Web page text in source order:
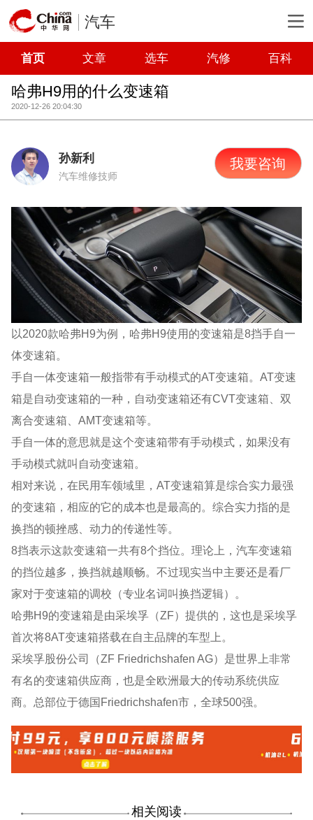
汽车
首页 文章 选车 汽修 百科
哈弗H9用的什么变速箱
2020-12-26 20:04:30
孙新利
汽车维修技师
我要咨询
以2020款哈弗H9为例，哈弗H9使用的变速箱是8挡手自一
体变速箱。
手自一体变速箱一般指带有手动模式的AT变速箱。AT变速
箱是自动变速箱的一种，自动变速箱还有CVT变速箱、双
离合变速箱、AMT变速箱等。
手自一体的意思就是这个变速箱带有手动模式，如果没有
手动模式就叫自动变速箱。
相对来说，在民用车领域里，AT变速箱算是综合实力最强
的变速箱，相应的它的成本也是最高的。综合实力指的是
换挡的顿挫感、动力的传递性等。
8挡表示这款变速箱一共有8个挡位。理论上，汽车变速箱
的挡位越多，换挡就越顺畅。不过现实当中主要还是看厂
家对于变速箱的调校（专业名词叫换挡逻辑）。
哈弗H9的变速箱是由采埃孚（ZF）提供的，这也是采埃孚
首次将8AT变速箱搭载在自主品牌的车型上。
采埃孚股份公司（ZF Friedrichshafen AG）是世界上非常
有名的变速箱供应商，也是全欧洲最大的传动系统供应
商。总部位于德国Friedrichshafen市，全球500强。
相关阅读